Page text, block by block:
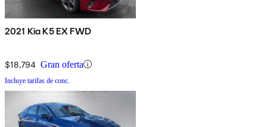
2021 Kia K5 EX FWD
$18,794 Gran oferta
Incluye tarifas de conc.